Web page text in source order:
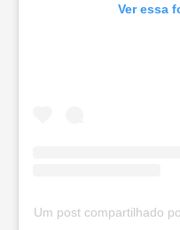
Ver essa
Um post compartilhado